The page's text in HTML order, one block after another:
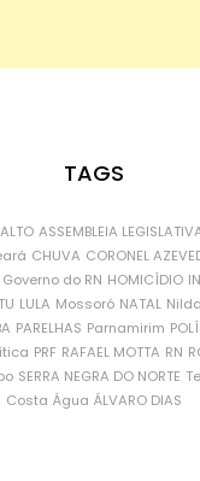
TAGS
ASSEMBLEIA
CHUVA CORONEL
Governo do RN HOMICÍDIO
LULA Mossoró NATAL Nilda
PARELHAS Parnamirim
PRF RAFAEL MOTTA RN
SERRA NEGRA DO NORTE
Costa Água ÁLVARO DIAS